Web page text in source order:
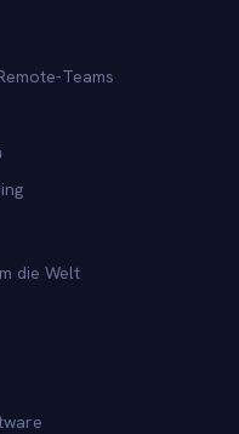
Teams
die Welt